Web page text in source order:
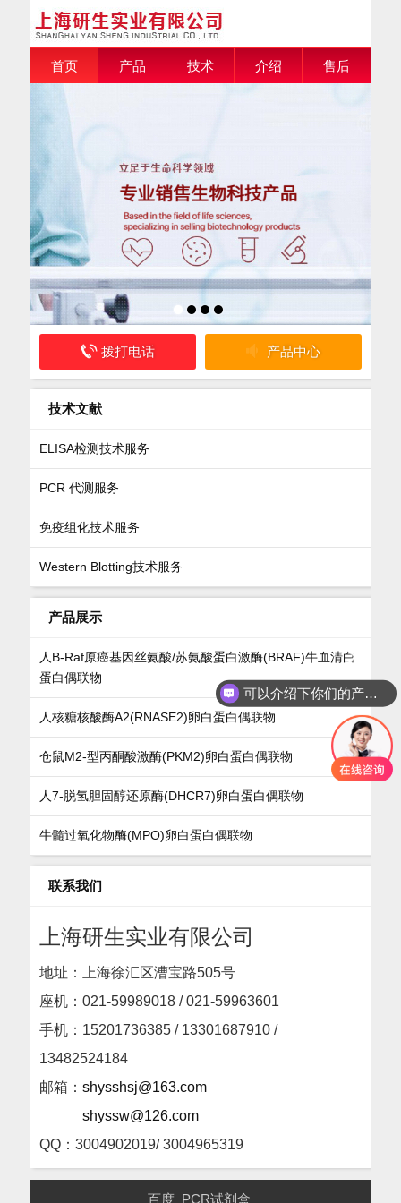
首页 产品 技术 介绍 售后
拨打电话 产品中心
技术文献
ELISA检测技术服务
PCR 代测服务
免疫组化技术服务
Western Blotting技术服务
产品展示
人B-Raf原癌基因丝氨酸/苏氨酸蛋白激酶(BRAF)牛血清白
蛋白偶联物
人核糖核酸酶A2(RNASE2)卵白蛋白偶联物
仓鼠M2-型丙酮酸激酶(PKM2)卵白蛋白偶联物
人7-脱氢胆固醇还原酶(DHCR7)卵白蛋白偶联物
牛髓过氧化物酶(MPO)卵白蛋白偶联物
联系我们
上海研生实业有限公司
地址：上海徐汇区漕宝路505号
座机： 021-59989018 / 021-59963601
手机：15201736385 / 13301687910 /
13482524184
邮箱： shysshsj@163.com
shyssw@126.com
QQ：3004902019/ 3004965319
百度 PCR试剂盒
可以介绍下你们的产品么